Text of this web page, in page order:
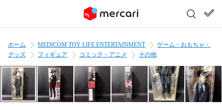
ホーム MEDICOM TOY LIFE ENTERTAINMENT
ゲーム・おもちゃ・
グッズ
フィギュア コミック・アニメ その他